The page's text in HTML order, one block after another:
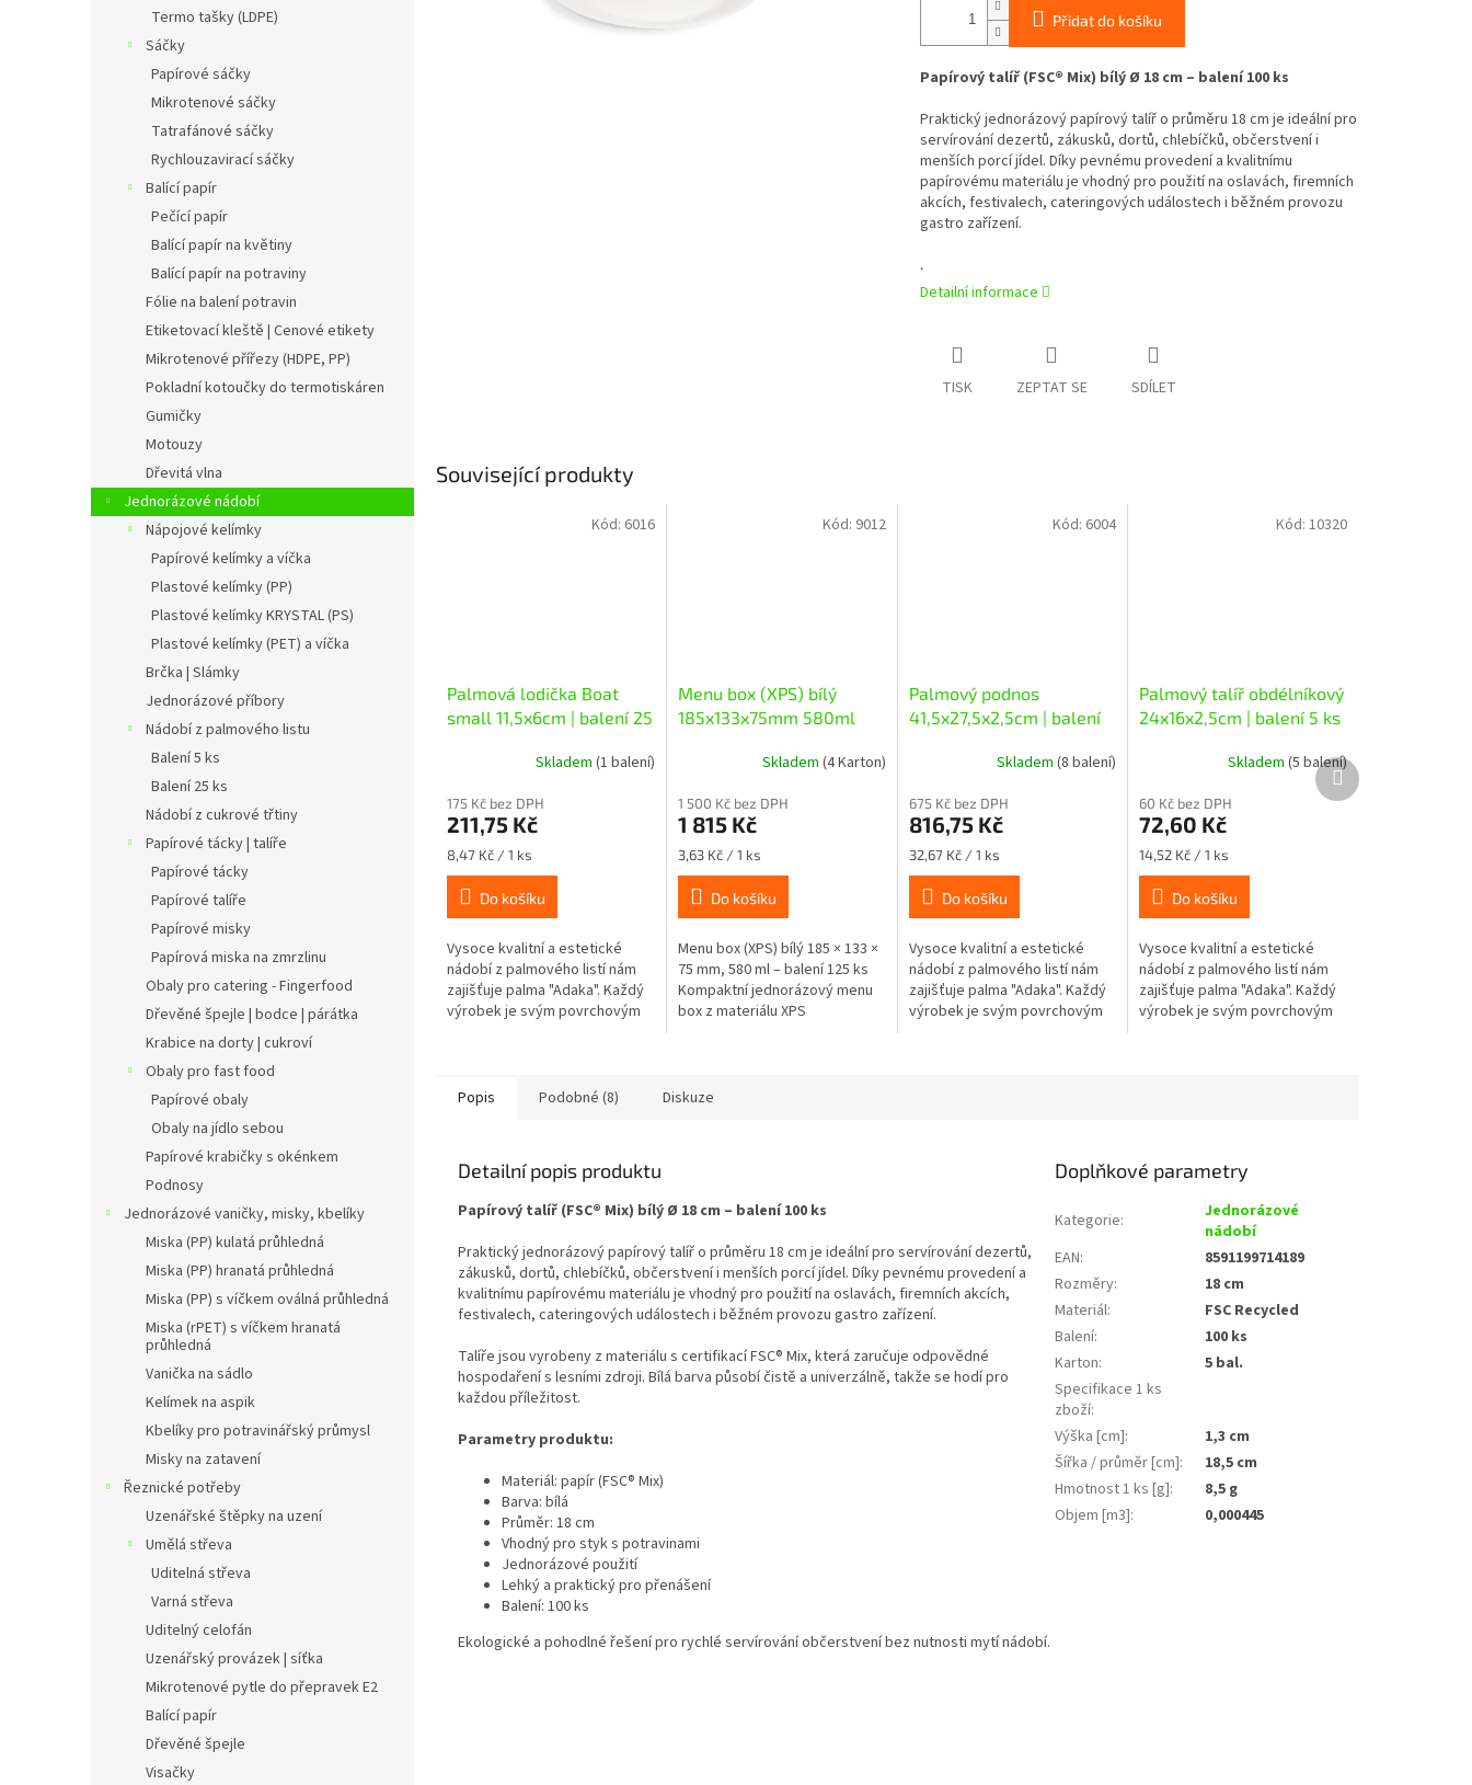
Termo tašky (LDPE)
Sáčky
Papírové sáčky
Mikrotenové sáčky
Tatrafánové sáčky
Rychlouzavirací sáčky
Balící papír
Pečící papír
Balící papír na květiny
Balící papír na potraviny
Fólie na balení potravin
Etiketovací kleště | Cenové etikety
Mikrotenové přířezy (HDPE, PP)
Pokladní kotoučky do termotiskáren
Gumičky
Motouzy
Dřevitá vlna
Jednorázové nádobí
Nápojové kelímky
Papírové kelímky a víčka
Plastové kelímky (PP)
Plastové kelímky KRYSTAL (PS)
Plastové kelímky (PET) a víčka
Brčka | Slámky
Jednorázové příbory
Nádobí z palmového listu
Balení 5 ks
Balení 25 ks
Nádobí z cukrové třtiny
Papírové tácky | talíře
Papírové tácky
Papírové talíře
Papírové misky
Papírová miska na zmrzlinu
Obaly pro catering - Fingerfood
Dřevěné špejle | bodce | párátka
Krabice na dorty | cukroví
Obaly pro fast food
Papírové obaly
Obaly na jídlo sebou
Papírové krabičky s okénkem
Podnosy
Jednorázové vaničky, misky, kbelíky
Miska (PP) kulatá průhledná
Miska (PP) hranatá průhledná
Miska (PP) s víčkem oválná průhledná
Miska (rPET) s víčkem hranatá
průhledná
Vanička na sádlo
Kelímek na aspik
Kbelíky pro potravinářský průmysl
Misky na zatavení
Řeznické potřeby
Uzenářské štěpky na uzení
Umělá střeva
Uditelná střeva
Varná střeva
Uditelný celofán
Uzenářský provázek | síťka
Mikrotenové pytle do přepravek E2
Balící papír
Dřevěné špejle
Visačky
Přidat do košíku
Papírový talíř (FSC® Mix) bílý Ø 18 cm – balení 100 ks
Praktický jednorázový papírový talíř o průměru 18 cm je ideální pro
servírování dezertů, zákusků, dortů, chlebíčků, občerstvení i
menších porcí jídel. Díky pevnému provedení a kvalitnímu
papírovému materiálu je vhodný pro použití na oslavách, firemních
akcích, festivalech, cateringových událostech i běžném provozu
gastro zařízení.
.
Detailní informace
TISK ZEPTAT SE SDÍLET
Související produkty
Palmová lodička Boat
small 11,5x6cm | balení 25
Skladem (1 balení)
175 Kč bez DPH
211,75 Kč
Měrná
cena:
8,47 Kč / 1 ks
Do košíku
Vysoce kvalitní a estetické
nádobí z palmového listí nám
zajišťuje palma "Adaka". Každý
výrobek je svým povrchovým
Kód: 6016
Menu box (XPS) bílý
185x133x75mm 580ml
Skladem (4 Karton)
1 500 Kč bez DPH
1 815 Kč
Měrná
cena:
3,63 Kč / 1 ks
Do košíku
Menu box (XPS) bílý 185 × 133 ×
75 mm, 580 ml – balení 125 ks
Kompaktní jednorázový menu
box z materiálu XPS
Kód: 9012
Palmový podnos
41,5x27,5x2,5cm | balení
Skladem(8 balení)
675 Kč bez DPH
816,75 Kč
Měrná
cena:
32,67 Kč / 1 ks
Do košíku
Vysoce kvalitní a estetické
nádobí z palmového listí nám
zajišťuje palma "Adaka". Každý
výrobek je svým povrchovým
Kód: 6004
Palmový talíř obdélníkový
24x16x2,5cm | balení 5 ks
Skladem (5 balení)
60 Kč bez DPH
72,60 Kč
Měrná
cena:
14,52 Kč / 1 ks
Do košíku
Vysoce kvalitní a estetické
nádobí z palmového listí nám
zajišťuje palma "Adaka". Každý
výrobek je svým povrchovým
Kód: 10320
Další
produkt
Popis Podobné (8) Diskuze
Detailní popis produktu
Papírový talíř (FSC® Mix) bílý Ø 18 cm – balení 100 ks
Praktický jednorázový papírový talíř o průměru 18 cm je ideální pro servírování dezertů,
zákusků, dortů, chlebíčků, občerstvení i menších porcí jídel. Díky pevnému provedení a
kvalitnímu papírovému materiálu je vhodný pro použití na oslavách, firemních akcích,
festivalech, cateringových událostech i běžném provozu gastro zařízení.
Talíře jsou vyrobeny z materiálu s certifikací FSC® Mix, která zaručuje odpovědné
hospodaření s lesními zdroji. Bílá barva působí čistě a univerzálně, takže se hodí pro
každou příležitost.
Parametry produktu:
Materiál: papír (FSC® Mix)
Barva: bílá
Průměr: 18 cm
Vhodný pro styk s potravinami
Jednorázové použití
Lehký a praktický pro přenášení
Balení: 100 ks
Ekologické a pohodlné řešení pro rychlé servírování občerstvení bez nutnosti mytí nádobí.
Doplňkové parametry
Kategorie:
Jednorázové
nádobí
EAN:
8591199714189
Rozměry:
18 cm
Materiál:
FSC Recycled
Balení:
100 ks
Karton:
5 bal.
Specifikace 1 ks
zboží:
Výška [cm]:
1,3 cm
Šířka / průměr [cm]:
18,5 cm
Hmotnost 1 ks [g]:
8,5 g
Objem [m3]: 0,000445